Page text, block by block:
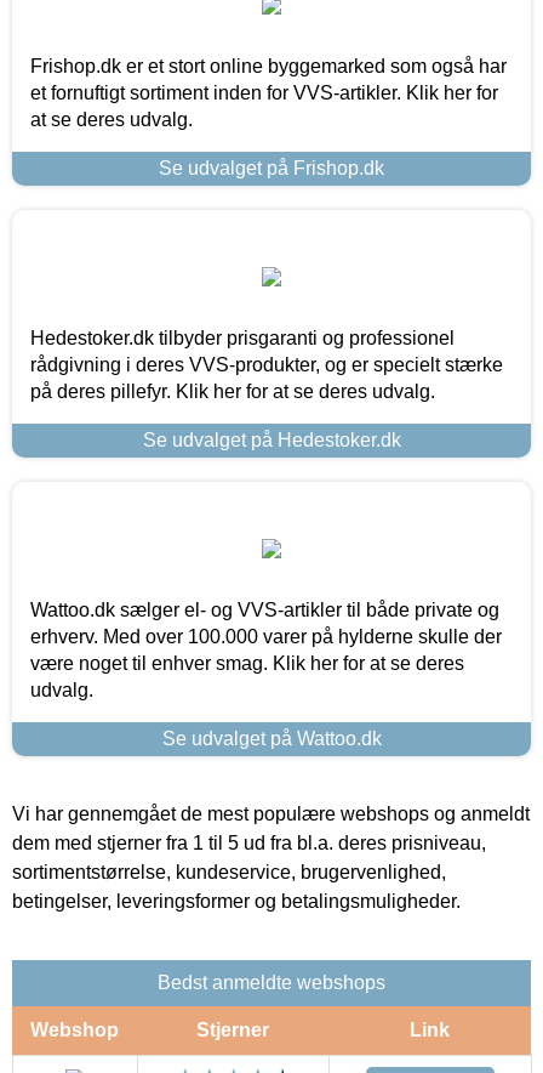
Frishop.dk er et stort online byggemarked som også har
et fornuftigt sortiment inden for VVS-artikler. Klik her for
at se deres udvalg.
Se udvalget på Frishop.dk
Hedestoker.dk tilbyder prisgaranti og professionel
rådgivning i deres VVS-produkter, og er specielt stærke
på deres pillefyr. Klik her for at se deres udvalg.
Se udvalget på Hedestoker.dk
Wattoo.dk sælger el- og VVS-artikler til både private og
erhverv. Med over 100.000 varer på hylderne skulle der
være noget til enhver smag. Klik her for at se deres
udvalg.
Se udvalget på Wattoo.dk
Vi har gennemgået de mest populære webshops og anmeldt
dem med stjerner fra 1 til 5 ud fra bl.a. deres prisniveau,
sortimentstørrelse, kundeservice, brugervenlighed,
betingelser, leveringsformer og betalingsmuligheder.
Bedst anmeldte webshops
Webshop Stjerner Link